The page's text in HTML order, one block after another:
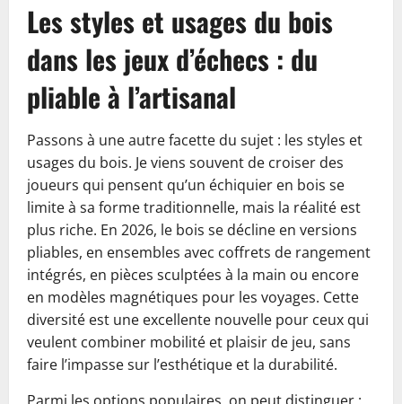
Les styles et usages du bois
dans les jeux d’échecs : du
pliable à l’artisanal
Passons à une autre facette du sujet : les styles et
usages du bois. Je viens souvent de croiser des
joueurs qui pensent qu’un échiquier en bois se
limite à sa forme traditionnelle, mais la réalité est
plus riche. En 2026, le bois se décline en versions
pliables, en ensembles avec coffrets de rangement
intégrés, en pièces sculptées à la main ou encore
en modèles magnétiques pour les voyages. Cette
diversité est une excellente nouvelle pour ceux qui
veulent combiner mobilité et plaisir de jeu, sans
faire l’impasse sur l’esthétique et la durabilité.